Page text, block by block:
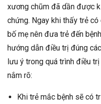
xương chũm đã dần được
chứng. Ngay khi thấy trẻ
bố mẹ nên đưa trẻ đến
hướng dẫn điều trị đúng
lưu ý trong quá trình điều
nắm rõ:
Khi trẻ mắc bệnh sẽ có